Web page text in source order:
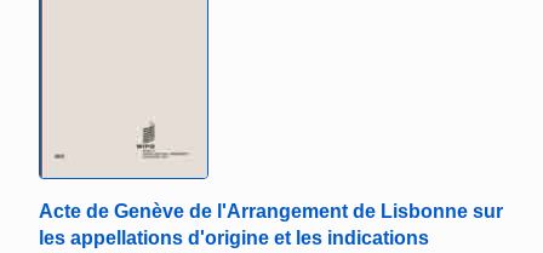
Acte de Genève de l'Arrangement de Lisbonne sur
les appellations d'origine et les indications